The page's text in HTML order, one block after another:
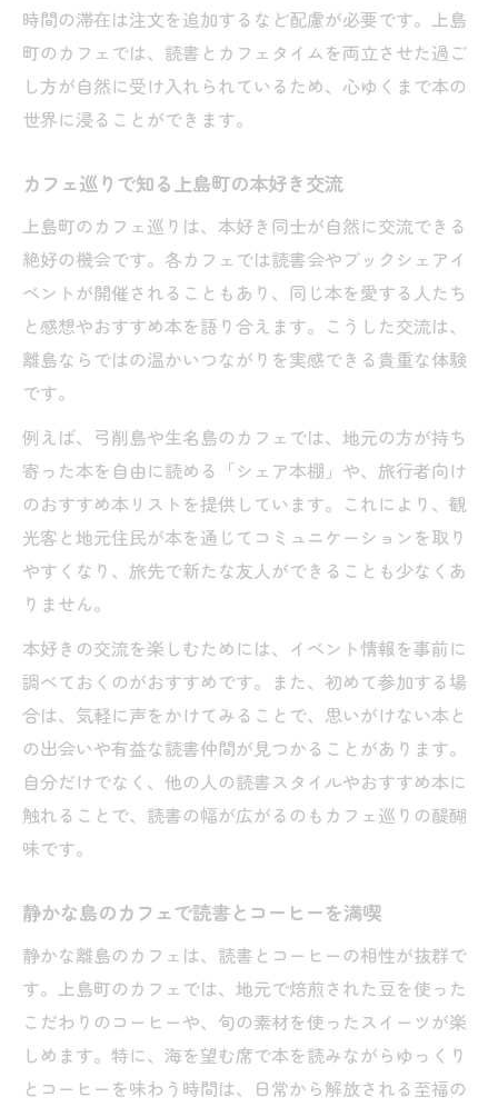
時間の滞在は注文を追加するなど配慮が必要です。上島
町のカフェでは、読書とカフェタイムを両立させた過ご
し方が自然に受け入れられているため、心ゆくまで本の
世界に浸ることができます。
カフェ巡りで知る上島町の本好き交流
上島町のカフェ巡りは、本好き同士が自然に交流できる
絶好の機会です。各カフェでは読書会やブックシェアイ
ベントが開催されることもあり、同じ本を愛する人たち
と感想やおすすめ本を語り合えます。こうした交流は、
離島ならではの温かいつながりを実感できる貴重な体験
です。
例えば、弓削島や生名島のカフェでは、地元の方が持ち
寄った本を自由に読める「シェア本棚」や、旅行者向け
のおすすめ本リストを提供しています。これにより、観
光客と地元住民が本を通じてコミュニケーションを取り
やすくなり、旅先で新たな友人ができることも少なくあ
りません。
本好きの交流を楽しむためには、イベント情報を事前に
調べておくのがおすすめです。また、初めて参加する場
合は、気軽に声をかけてみることで、思いがけない本と
の出会いや有益な読書仲間が見つかることがあります。
自分だけでなく、他の人の読書スタイルやおすすめ本に
触れることで、読書の幅が広がるのもカフェ巡りの醍醐
味です。
静かな島のカフェで読書とコーヒーを満喫
静かな離島のカフェは、読書とコーヒーの相性が抜群で
す。上島町のカフェでは、地元で焙煎された豆を使った
こだわりのコーヒーや、旬の素材を使ったスイーツが楽
しめます。特に、海を望む席で本を読みながらゆっくり
とコーヒーを味わう時間は、日常から解放される至福の